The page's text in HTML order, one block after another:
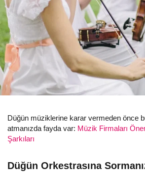
Düğün müziklerine karar vermeden önce
atmanızda fayda var: Müzik Firmaları
Şarkıları
Düğün Orkestrasına